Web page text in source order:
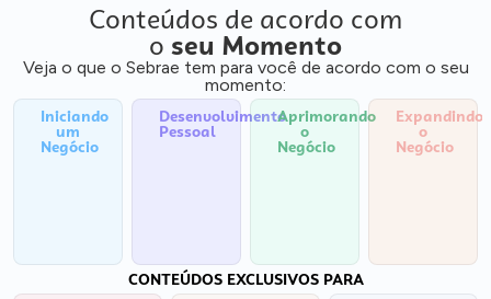
Conteúdos de acordo com
o seu Momento
Veja o que o Sebrae tem para você de acordo com o seu
momento:
Iniciando
um
Negócio
Desenvolvimento
Pessoal
Aprimorando
o
Negócio
Expandindo
o
Negócio
CONTEÚDOS EXCLUSIVOS PARA